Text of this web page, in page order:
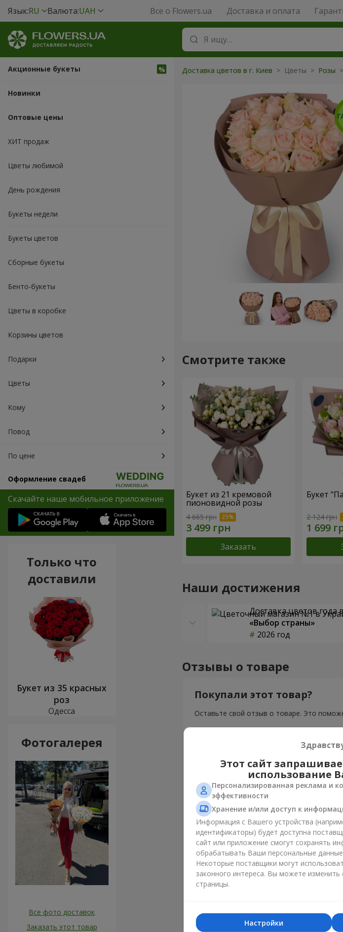
Язык:RU Валюта:UAH Все о Flowers.ua Доставка и оплата
Акционные букеты
Новинки
Оптовые цены
ХИТ продаж
Цветы любимой
День рождения
Букеты недели
Букеты цветов
Сборные букеты
Бенто-букеты
Цветы в коробке
Корзины цветов
Подарки
Цветы
Кому
Повод
По цене
Оформление свадеб
Скачайте наше мобильное приложение
Доставка цветов в г. Киев > Цветы > Розы >
Смотрите также
Букет из 21 кремовой
пионовидной розы
4 665 грн
Заказать
Букет
2 124 грн
Наши достижения
Доставка цветов года
«Выбор страны»
2026 год
Отзывы о товаре
Покупали этот товар?
Оставьте свой отзыв о товаре. Это
Только что
доставили
Букет из 35 красных
роз
Одесса
Фотогалерея
Все фото доставок
Заказать этот товар
Этот сайт
использование
Персонализированная реклама и
эффективности
Хранение и/или доступ к
Информация с Вашего устройства
идентификаторы) будет доступна
сайт или приложение смогут сохранять
обрабатывать Ваши персональные
Некоторые поставщики могут
законного интереса. Вы можете
страницы.
Настройки